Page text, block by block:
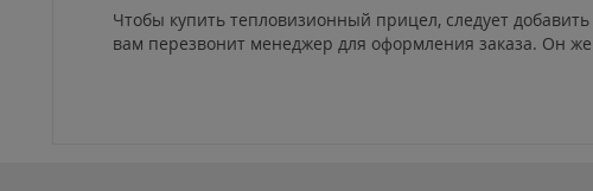
Чтобы купить тепловизионный прицел, следует
вам перезвонит менеджер для оформления заказа. Он